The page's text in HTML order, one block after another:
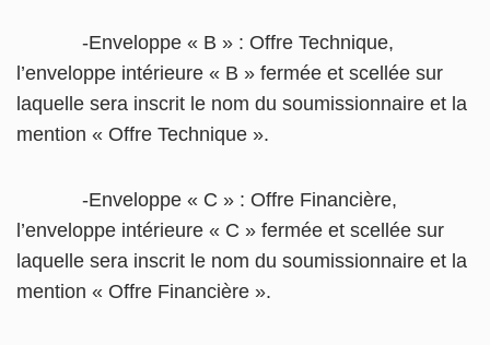
-Enveloppe « B » : Offre Technique,
l’enveloppe intérieure « B » fermée et scellée sur
laquelle sera inscrit le nom du soumissionnaire et la
mention « Offre Technique ».
-Enveloppe « C » : Offre Financière,
l’enveloppe intérieure « C » fermée et scellée sur
laquelle sera inscrit le nom du soumissionnaire et la
mention « Offre Financière ».